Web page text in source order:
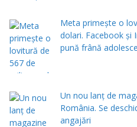
Meta primește o
dolari. Facebook și
pună frână
Un nou lanț de
România. Se
angajări